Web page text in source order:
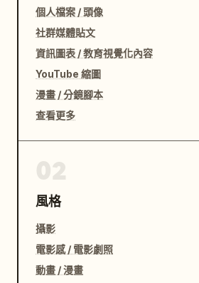
個人檔案 / 頭像
社群媒體貼文
資訊圖表 / 教育視覺化內容
YouTube 縮圖
漫畫 / 分鏡腳本
查看更多
風格
攝影
電影感 / 電影劇照
動畫 / 漫畫